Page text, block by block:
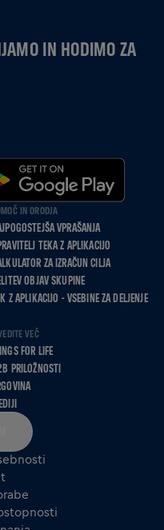
IN HODIMO ZA
IN ORODJA
VPRAŠANJA
TEKA Z APLIKACIJO
ZA IZRAČUN CILJA
OBJAV SKUPINE
Z APLIKACIJO - VSEBINE ZA DELJENJE
VEČ
FOR LIFE
PRILOŽNOSTI